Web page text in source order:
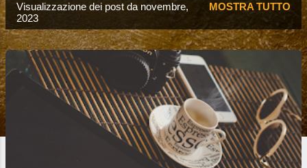
o
s
t
Visualizzazione dei post da novembre,
2023
MOSTRA TUTTO